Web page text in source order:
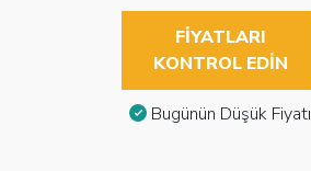
FIYATLARI
KONTROL EDIN
Bugünün Düşük Fiyatı